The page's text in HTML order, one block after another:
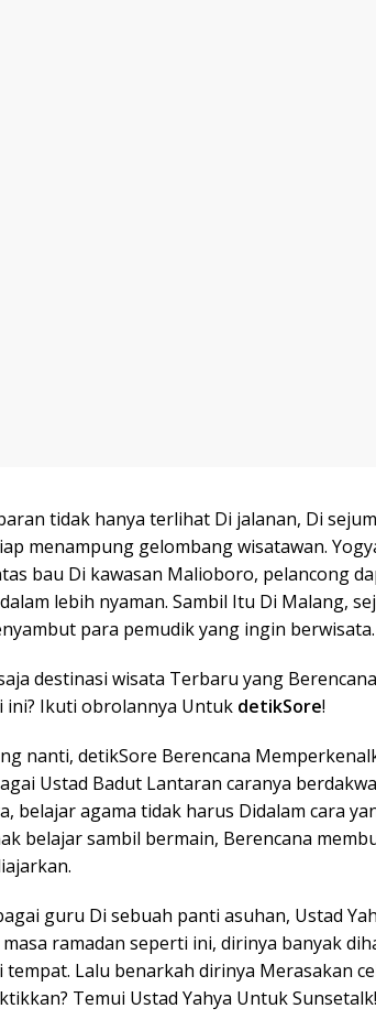
tidak hanya terlihat Di jalanan, Di
menampung gelombang wisatawan.
bau Di kawasan Malioboro, pelancong
lebih nyaman. Sambil Itu Di Malang,
para pemudik yang ingin berwisata.
destinasi wisata Terbaru yang
ini? Ikuti obrolannya Untuk detikSore!
nanti, detikSore Berencana
Ustad Badut Lantaran caranya
belajar agama tidak harus Didalam cara
belajar sambil bermain, Berencana
guru Di sebuah panti asuhan, Ustad
masa ramadan seperti ini, dirinya banyak
tempat. Lalu benarkah dirinya Merasakan
Temui Ustad Yahya Untuk Sunsetalk!